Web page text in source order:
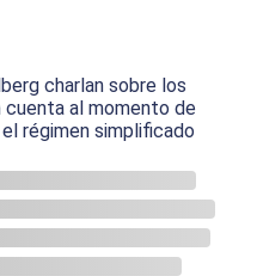
charlan sobre los
al momento de
régimen simplificado